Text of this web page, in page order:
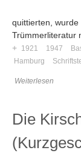
quittierten,
Trümmerliteratur
+ 1921 1947
Hamburg
Weiterlesen
Die